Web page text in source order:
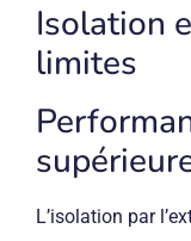
Isolation
limites
L’isolation par